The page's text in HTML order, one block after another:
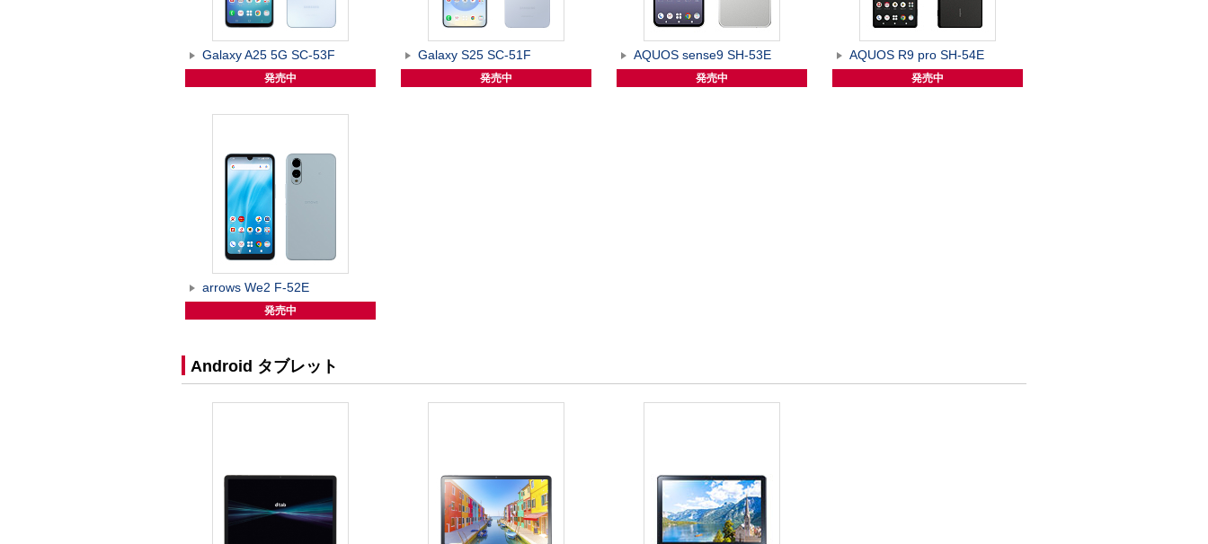
Galaxy A25 5G SC-53F
発売中
Galaxy S25 SC-51F
発売中
AQUOS sense9 SH-53E
発売中
AQUOS R9 pro SH-54E
発売中
arrows We2 F-52E
発売中
Android タブレット